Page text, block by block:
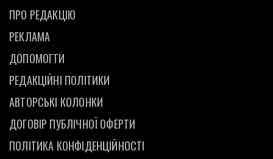
ПРО РЕДАКЦІЮ
РЕКЛАМА
ДОПОМОГТИ
РЕДАКЦІЙНІ ПОЛІТИКИ
АВТОРСЬКІ КОЛОНКИ
ДОГОВІР ПУБЛІЧНОЇ ОФЕРТИ
ПОЛІТИКА КОНФІДЕНЦІЙНОСТІ